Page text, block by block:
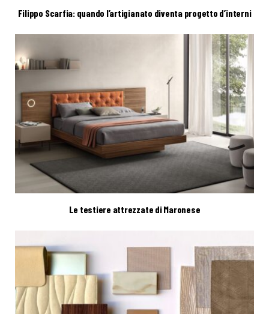
Filippo Scarfia: quando l’artigianato diventa progetto d’interni
Le testiere attrezzate di Maronese